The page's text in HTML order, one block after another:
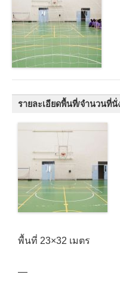
รายละเอียดพื้นที่/จำนวนที่
พื้นที่ 23×32 เมตร
—